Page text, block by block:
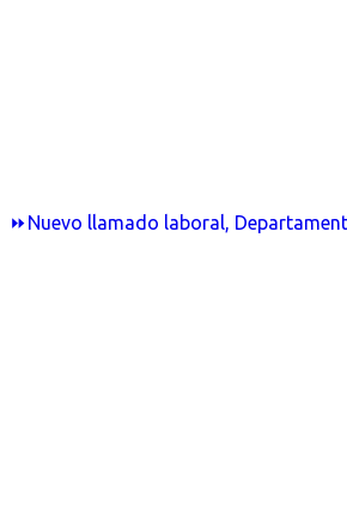
⏩Nuevo llamado laboral,